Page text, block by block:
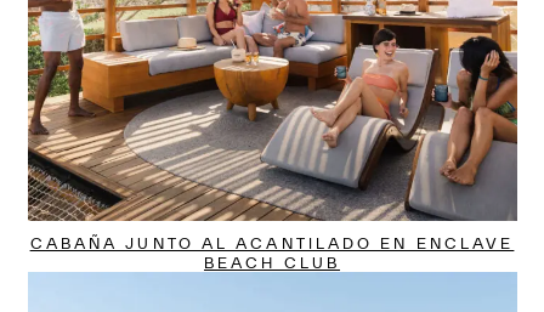
CABAÑA JUNTO AL ACANTILADO EN ENCLAVE
BEACH CLUB